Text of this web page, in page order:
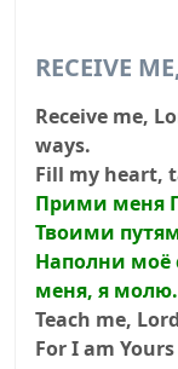
RECEIVE
Receive me,
ways.
Fill my heart,
Прими меня
Твоими
Наполни моё
меня, я молю.
Teach me,
For I am